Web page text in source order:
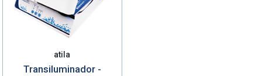
atila
Transiluminador -